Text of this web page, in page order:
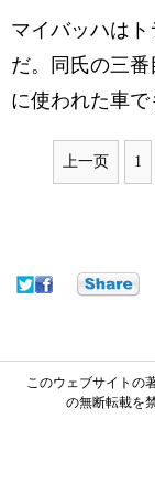
マイバッハは
だ。同氏の三
に使われた車で
上一页 1
このウェブサイトの
の無断転載を